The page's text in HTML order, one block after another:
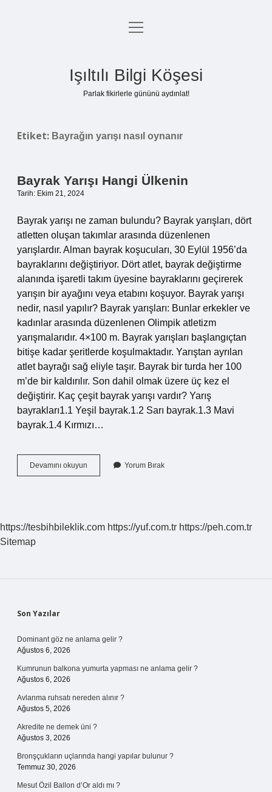
Anasayfa
Yasal Uyarı
menüyü
Işıltılı Bilgi Köşesi
Parlak fikirlerle gününü aydınlat!
Etiket: Bayrağın yarışı nasıl oynanır
Bayrak Yarışı Hangi Ülkenin
Tarih: Ekim 21, 2024
Bayrak yarışı ne zaman bulundu? Bayrak yarışları, dört
atletten oluşan takımlar arasında düzenlenen
yarışlardır. Alman bayrak koşucuları, 30 Eylül 1956’da
bayraklarını değiştiriyor. Dört atlet, bayrak değiştirme
alanında işaretli takım üyesine bayraklarını geçirerek
yarışın bir ayağını veya etabını koşuyor. Bayrak yarışı
nedir, nasıl yapılır? Bayrak yarışları: Bunlar erkekler ve
kadınlar arasında düzenlenen Olimpik atletizm
yarışmalarıdır. 4×100 m. Bayrak yarışları başlangıçtan
bitişe kadar şeritlerde koşulmaktadır. Yarıştan ayrılan
atlet bayrağı sağ eliyle taşır. Bayrak bir turda her 100
m’de bir kaldırılır. Son dahil olmak üzere üç kez el
değiştirir. Kaç çeşit bayrak yarışı vardır? Yarış
bayrakları1.1 Yeşil bayrak.1.2 Sarı bayrak.1.3 Mavi
bayrak.1.4 Kırmızı…
Devamını okuyun
Yarışı
Yorum Bırak
https://tesbihbileklik.com https://yuf.com.tr https://peh.com.tr
Sitemap
Sidebar
Son Yazılar
Dominant göz ne anlama gelir ?
Ağustos 6, 2026
Kumrunun balkona yumurta yapması ne anlama gelir ?
Ağustos 6, 2026
Avlanma ruhsatı nereden alınır ?
Ağustos 5, 2026
Akredite ne demek üni ?
Ağustos 3, 2026
Bronşçukların uçlarında hangi yapılar bulunur ?
Temmuz 30, 2026
Mesut Özil Ballon d’Or aldı mı ?